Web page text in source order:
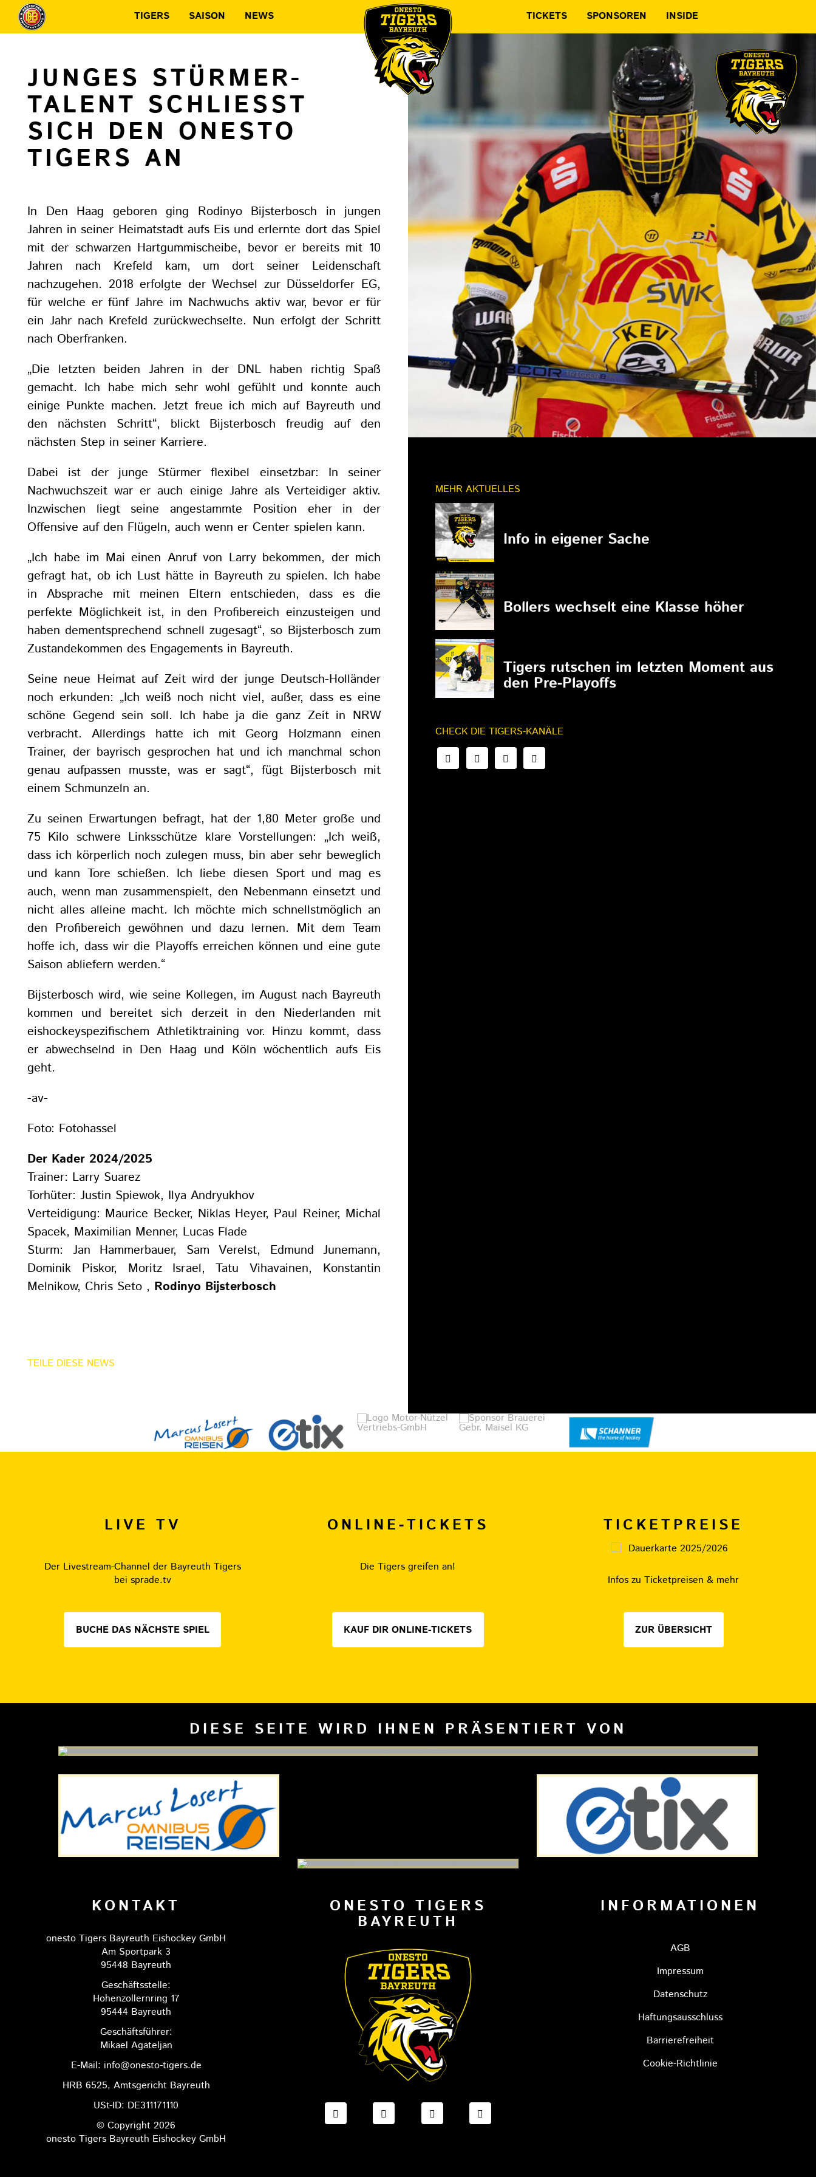
TIGERS SAISON NEWS TICKETS SPONSOREN INSIDE
JUNGES STÜRMER-
TALENT SCHLIESST S
ICH DEN ONESTO T
IGERS AN
In Den Haag geboren ging Rodinyo Bijsterbosch in jungen
Jahren in seiner Heimatstadt aufs Eis und erlernte dort das Spiel
mit der schwarzen Hartgummischeibe, bevor er bereits mit 10
Jahren nach Krefeld kam, um dort seiner Leidenschaft
nachzugehen. 2018 erfolgte der Wechsel zur Düsseldorfer EG,
für welche er fünf Jahre im Nachwuchs aktiv war, bevor er für
ein Jahr nach Krefeld zurückwechselte. Nun erfolgt der Schritt
nach Oberfranken.
„Die letzten beiden Jahren in der DNL haben richtig Spaß
gemacht. Ich habe mich sehr wohl gefühlt und konnte auch
einige Punkte machen. Jetzt freue ich mich auf Bayreuth und
den nächsten Schritt“, blickt Bijsterbosch freudig auf den
nächsten Step in seiner Karriere.
Dabei ist der junge Stürmer flexibel einsetzbar: In seiner
Nachwuchszeit war er auch einige Jahre als Verteidiger aktiv.
Inzwischen liegt seine angestammte Position eher in der
Offensive auf den Flügeln, auch wenn er Center spielen kann.
„Ich habe im Mai einen Anruf von Larry bekommen, der mich
gefragt hat, ob ich Lust hätte in Bayreuth zu spielen. Ich habe
in Absprache mit meinen Eltern entschieden, dass es die
perfekte Möglichkeit ist, in den Profibereich einzusteigen und
haben dementsprechend schnell zugesagt“, so Bijsterbosch zum
Zustandekommen des Engagements in Bayreuth.
Seine neue Heimat auf Zeit wird der junge Deutsch-Holländer
noch erkunden: „Ich weiß noch nicht viel, außer, dass es eine
schöne Gegend sein soll. Ich habe ja die ganz Zeit in NRW
verbracht. Allerdings hatte ich mit Georg Holzmann einen
Trainer, der bayrisch gesprochen hat und ich manchmal schon
genau aufpassen musste, was er sagt“, fügt Bijsterbosch mit
einem Schmunzeln an.
Zu seinen Erwartungen befragt, hat der 1,80 Meter große und
75 Kilo schwere Linksschütze klare Vorstellungen: „Ich weiß,
dass ich körperlich noch zulegen muss, bin aber sehr beweglich
und kann Tore schießen. Ich liebe diesen Sport und mag es
auch, wenn man zusammenspielt, den Nebenmann einsetzt und
nicht alles alleine macht. Ich möchte mich schnellstmöglich an
den Profibereich gewöhnen und dazu lernen. Mit dem Team
hoffe ich, dass wir die Playoffs erreichen können und eine gute
Saison abliefern werden.“
Bijsterbosch wird, wie seine Kollegen, im August nach Bayreuth
kommen und bereitet sich derzeit in den Niederlanden mit
eishockeyspezifischem Athletiktraining vor. Hinzu kommt, dass
er abwechselnd in Den Haag und Köln wöchentlich aufs Eis
geht.
-av-
Foto: Fotohassel
Der Kader 2024/2025
Trainer: Larry Suarez
Torhüter: Justin Spiewok, Ilya Andryukhov
Verteidigung: Maurice Becker, Niklas Heyer, Paul Reiner, Michal
Spacek, Maximilian Menner, Lucas Flade
Sturm: Jan Hammerbauer, Sam Verelst, Edmund Junemann,
Dominik Piskor, Moritz Israel, Tatu Vihavainen, Konstantin
Melnikow, Chris Seto , Rodinyo Bijsterbosch
TEILE DIESE NEWS
MEHR AKTUELLES
Info in eigener Sache
Bollers wechselt eine Klasse höher
Tigers rutschen im letzten Moment aus
den Pre-Playoffs
CHECK DIE TIGERS-KANÄLE
LIVE TV
Der Livestream-Channel der Bayreuth Tigers
bei sprade.tv
BUCHE DAS NÄCHSTE SPIEL
ONLINE-TICKETS
Die Tigers greifen an!
KAUF DIR ONLINE-TICKETS
TICKETPREISE
Infos zu Ticketpreisen & mehr
ZUR ÜBERSICHT
DIESE SEITE WIRD IHNEN PRÄSENTIERT VON
KONTAKT
onesto Tigers Bayreuth Eishockey GmbH
Am Sportpark 3
95448 Bayreuth
Geschäftsstelle:
Hohenzollernring 17
95444 Bayreuth
Geschäftsführer:
Mikael Agateljan
E-Mail: info@onesto-tigers.de
HRB 6525, Amtsgericht Bayreuth
USt-ID: DE311171110
© Copyright 2026
onesto Tigers Bayreuth Eishockey GmbH
ONESTO TIGERS
BAYREUTH
FACEBOOK ONESTO TIGERS BAYREUTH
INSTAGRAM ONESTO TIGERS BAYREUTH
TIKTOK ONESTO TIGERS BAYREUTH
INFORMATIONEN
AGB
Impressum
Datenschutz
Haftungsausschluss
Barrierefreiheit
Cookie-Richtlinie